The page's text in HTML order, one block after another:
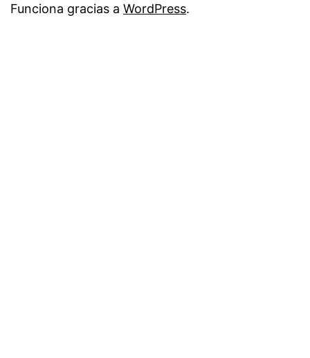
Funciona gracias a WordPress.